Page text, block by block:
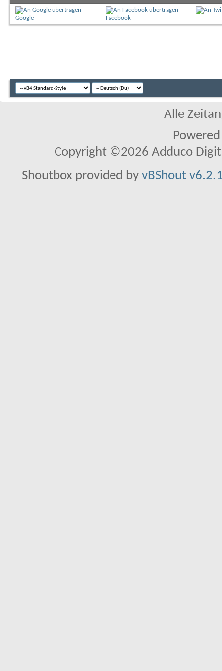
Google Facebook
Alle
Copyright ©2026 Adduco
Shoutbox provided by vBShout